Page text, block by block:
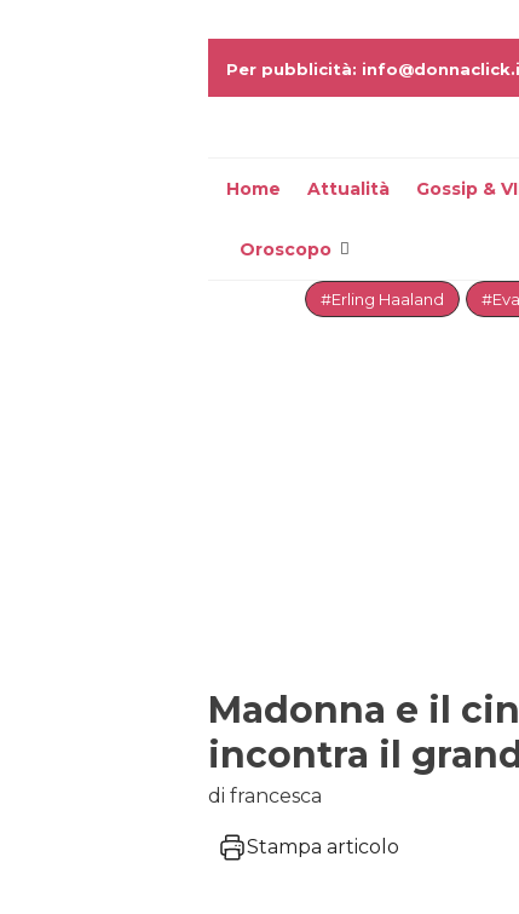
Per pubblicità:
Home Attualità Gossip &
Oroscopo
#Erling Haaland
Madonna e il
incontra il
di francesca
Stampa articolo